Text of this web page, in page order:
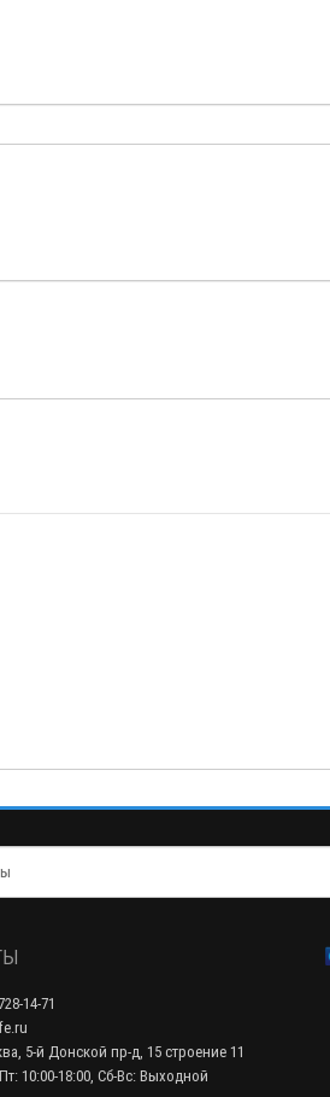
14-71
5-й Донской пр-д, 15 строение 11
10:00-18:00, Сб-Вс: Выходной